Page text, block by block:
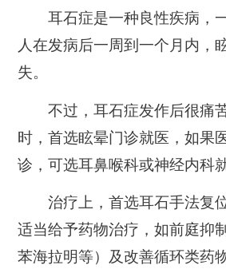
耳石症是一种良性疾病，
人在发病后一周到一个月内，
失。
不过，耳石症发作后很痛
时，首选眩晕门诊就医，如果
诊，可选耳鼻喉科或神经内科
治疗上，首选耳石手法复
适当给予药物治疗，如前庭抑
苯海拉明等）及改善循环类药